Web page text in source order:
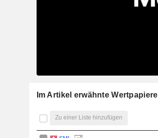
Im Artikel erwähnte Wertpapiere
Zu einer Liste hinzufügen